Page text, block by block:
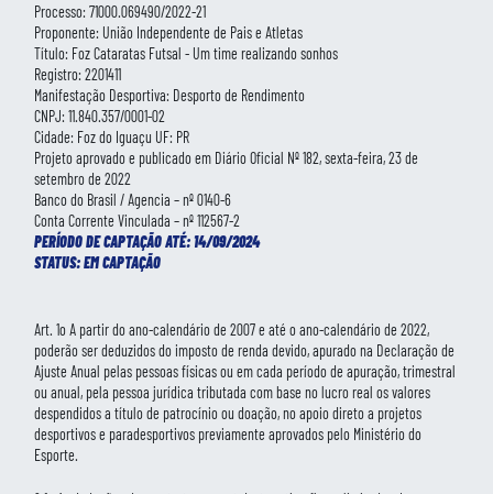
Processo: 71000.069490/2022-21
Proponente: União Independente de Pais e Atletas
Título: Foz Cataratas Futsal - Um time realizando sonhos
Registro: 2201411
Manifestação Desportiva: Desporto de Rendimento
CNPJ: 11.840.357/0001-02
Cidade: Foz do Iguaçu UF: PR
Projeto aprovado e publicado em Diário Oficial Nº 182, sexta-feira, 23 de
setembro de 2022
Banco do Brasil / Agencia – nº 0140-6
Conta Corrente Vinculada – nº 112567-2
PERÍODO DE CAPTAÇÃO ATÉ: 14/09/2024
STATUS: EM CAPTAÇÃO
Art. 1o A partir do ano-calendário de 2007 e até o ano-calendário de 2022,
poderão ser deduzidos do imposto de renda devido, apurado na Declaração de
Ajuste Anual pelas pessoas físicas ou em cada período de apuração, trimestral
ou anual, pela pessoa jurídica tributada com base no lucro real os valores
despendidos a título de patrocínio ou doação, no apoio direto a projetos
desportivos e paradesportivos previamente aprovados pelo Ministério do
Esporte.